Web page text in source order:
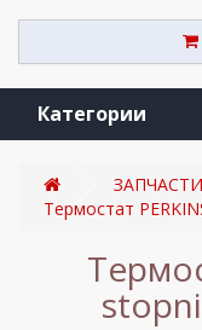
Категории
Термостат